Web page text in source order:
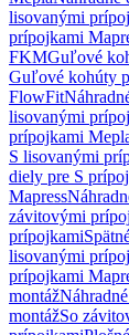
lisovanými
prípojkami
FKMGuľové
Guľové kohúty
FlowFit
lisovanými
prípojkami
S lisovanými
diely pre S
Mapress
závitovými
prípojkami
lisovanými
prípojkami
montáž
montážSo